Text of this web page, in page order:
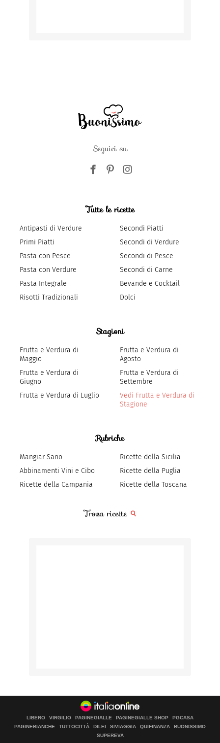
Seguici su
Tutte le ricette
Antipasti di Verdure
Primi Piatti
Pasta con Pesce
Pasta con Verdure
Pasta Integrale
Risotti Tradizionali
Secondi Piatti
Secondi di Verdure
Secondi di Pesce
Secondi di Carne
Bevande e Cocktail
Dolci
Stagioni
Frutta e Verdura di
Maggio
Frutta e Verdura di
Giugno
Frutta e Verdura di Luglio
Frutta e Verdura di
Agosto
Frutta e Verdura di
Settembre
Vedi Frutta e Verdura di
Stagione
Rubriche
Mangiar Sano
Abbinamenti Vini e Cibo
Ricette della Campania
Ricette della Sicilia
Ricette della Puglia
Ricette della Toscana
Trova ricette
LIBERO VIRGILIO PAGINEGIALLE PAGINEGIALLE SHOP
PGCASA
PAGINEBIANCHE
TUTTOCITTÀ DILEI SIVIAGGIA QUIFINANZA
BUONISSIMO
SUPEREVA